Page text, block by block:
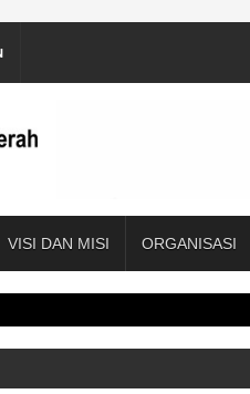
VISI DAN MISI ORGANISASI